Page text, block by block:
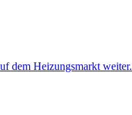
dem Heizungsmarkt weiter.